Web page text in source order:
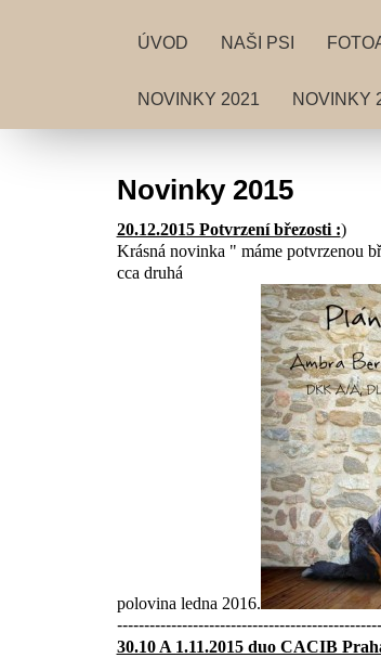
ÚVOD NAŠI PSI
NOVINKY 2021 NOVINKY
Novinky 2015
20.12.2015 Potvrzení březosti :)
Krásná novinka " máme potvrzenou
cca druhá
polovina ledna 2016.
30.10 A 1.11.2015 duo CACIB